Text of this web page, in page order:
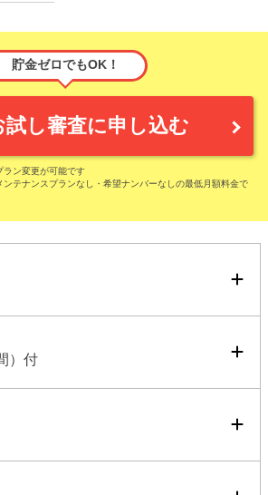
貯金ゼロでもOK！
試し審査に申し込む
ン変更が可能です
テナンスプランなし・希望ナンバーなしの最低月額料金で
）付